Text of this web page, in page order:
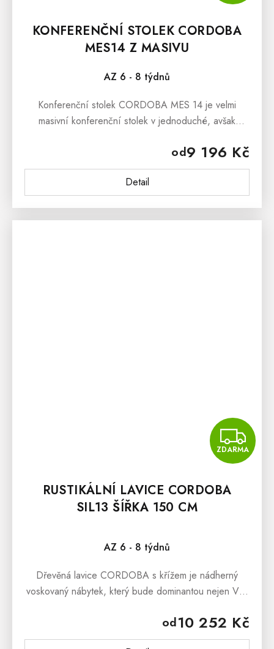
KONFERENČNÍ STOLEK CORDOBA
MES14 Z MASIVU
AZ 6 - 8 týdnů
od9 196 Kč
Detail
Konferenční stolek CORDOBA MES 14 je velmi
masivní konferenční stolek v jednoduché, avšak
tony a originální design....
ZDARMA
RUSTIKÁLNÍ LAVICE CORDOBA
SIL13 ŠÍŘKA 150 CM
AZ 6 - 8 týdnů
od10 252 Kč
Dřevěná lavice CORDOBA s křížem je nádherný
voskovaný nábytek, který bude dominantou nejen Vaši
v prostorách terasy či...